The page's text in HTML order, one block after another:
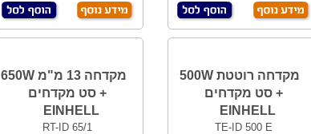
מקדחה רוטטת 500W
+ סט מקדחים
EINHELL
TE-ID 500 E
מקדחה 13 מ"מ 650W
+ סט מקדחים
EINHELL
RT-ID 65/1